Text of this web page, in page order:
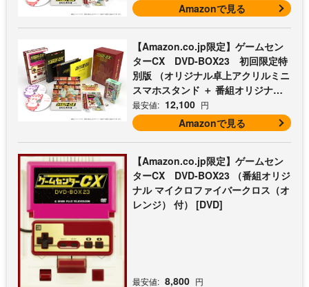
Amazonで見る
【Amazon.co.jp限定】ゲームセン
ターCX DVD-BOX23 初回限定特
別版 （オリジナル卓上アクリルミニ
スマホスタンド ＋ 番組オリジナル
マイクロファイバークロス（オレン
ジ） 付） [DVD]
最安値: 12,100 円
Amazonで見る
【Amazon.co.jp限定】ゲームセン
ターCX DVD-BOX23 （番組オリジ
ナル マイクロファイバークロス（オ
レンジ） 付） [DVD]
最安値: 8,800 円